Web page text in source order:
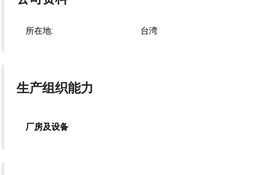
所在地: 台湾
生产组织能力
厂房及设备